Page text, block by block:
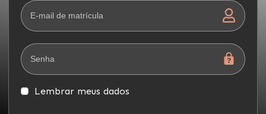
Lembrar meus dados